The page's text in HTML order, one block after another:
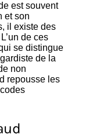
est souvent
et son
il existe des
de ces
se distingue
de la
non
repousse les